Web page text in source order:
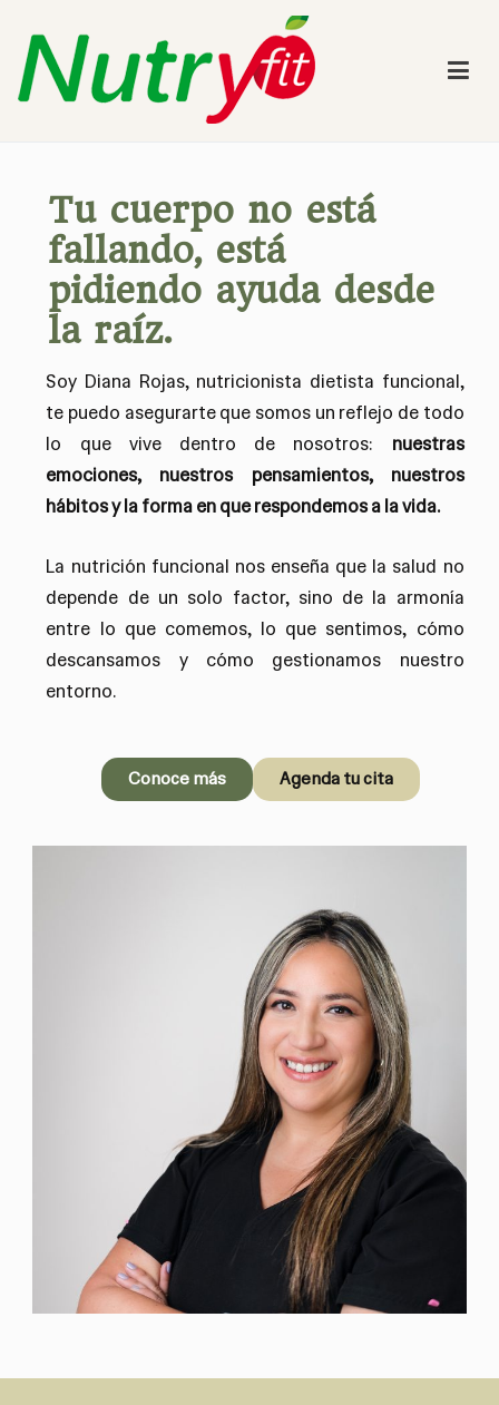
Tu cuerpo no está
fallando, está
pidiendo ayuda desde
la raíz.
Soy Diana Rojas, nutricionista dietista funcional,
te puedo asegurarte que somos un reflejo de todo
lo que vive dentro de nosotros: nuestras
emociones, nuestros pensamientos, nuestros
hábitos y la forma en que respondemos a la vida.
La nutrición funcional nos enseña que la salud no
depende de un solo factor, sino de la armonía
entre lo que comemos, lo que sentimos, cómo
descansamos y cómo gestionamos nuestro
entorno.
Conoce más Agenda tu cita